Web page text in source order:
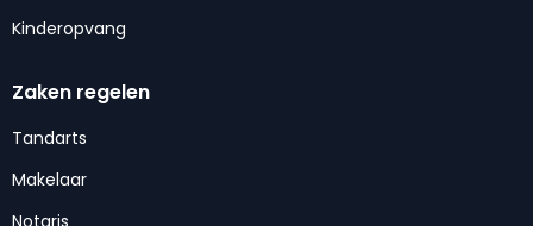
Kinderopvang
Zaken regelen
Tandarts
Makelaar